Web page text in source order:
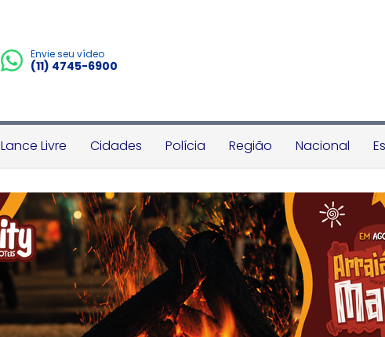
Envie seu vídeo
(11) 4745-6900
Lance Livre Cidades Polícia Região Nacional